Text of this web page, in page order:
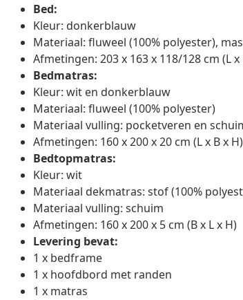
Bed:
Kleur: donkerblauw
Materiaal: fluweel (100% polyester),
Afmetingen: 203 x 163 x 118/128 cm (L x
Bedmatras:
Kleur: wit en donkerblauw
Materiaal: fluweel (100% polyester)
Materiaal vulling: pocketveren en
Afmetingen: 160 x 200 x 20 cm (L x B x H)
Bedtopmatras:
Kleur: wit
Materiaal dekmatras: stof (100%
Materiaal vulling: schuim
Afmetingen: 160 x 200 x 5 cm (B x L x H)
Levering bevat:
1 x bedframe
1 x hoofdbord met randen
1 x matras